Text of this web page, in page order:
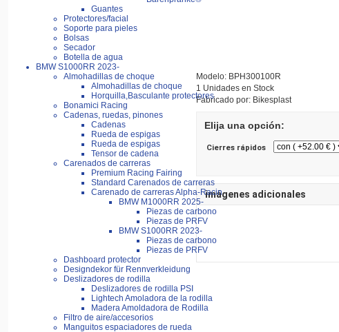
Guantes
Protectores/facial
Soporte para pieles
Bolsas
Secador
Botella de agua
BMW S1000RR 2023-
Almohadillas de choque
Almohadillas de choque
Horquilla,Basculante protectores
Bonamici Racing
Cadenas, ruedas, pinones
Cadenas
Rueda de espigas
Rueda de espigas
Tensor de cadena
Carenados de carreras
Premium Racing Fairing
Standard Carenados de carreras
Carenado de carreras Alpha-Racin
BMW M1000RR 2025-
Piezas de carbono
Piezas de PRFV
BMW S1000RR 2023-
Piezas de carbono
Piezas de PRFV
Dashboard protector
Designdekor für Rennverkleidung
Deslizadores de rodilla
Deslizadores de rodilla PSI
Lightech Amoladora de la rodilla
Madera Amoldadora de Rodilla
Filtro de aire/accesorios
Manguitos espaciadores de rueda
Modelo: BPH300100R
1 Unidades en Stock
Fabricado por: Bikesplast
Elija una opción:
Cierres rápidos
imágenes adicionales